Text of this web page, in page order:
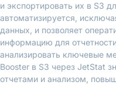
и экспортировать их в S3
автоматизируется,
данных, и позволяет
информацию для
анализировать ключевые
Booster в S3 через JetStat
отчетами и анализом,